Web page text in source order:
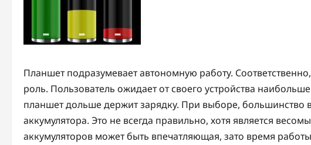
Планшет подразумевает автономную работу.
роль. Пользователь ожидает от своего устройства
планшет дольше держит зарядку. При выборе, большинство
аккумулятора. Это не всегда правильно, хотя является
аккумуляторов может быть впечатляющая, зато время